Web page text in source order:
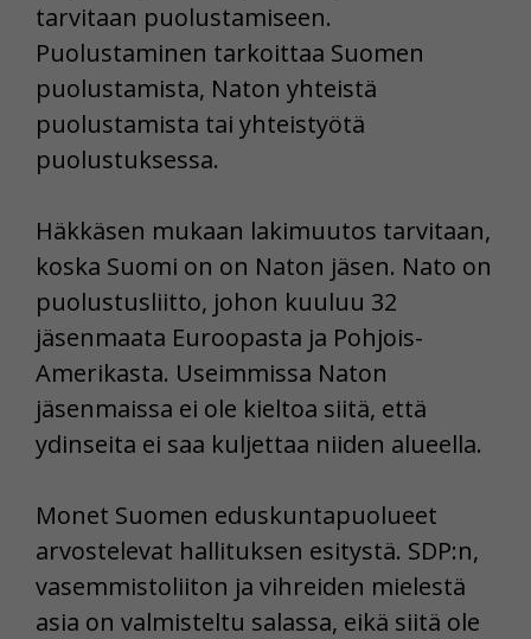
tarvitaan puolustamiseen.
Puolustaminen tarkoittaa Suomen
puolustamista, Naton yhteistä
puolustamista tai yhteistyötä
puolustuksessa.
Häkkäsen mukaan lakimuutos tarvitaan,
koska Suomi on on Naton jäsen. Nato on
puolustusliitto, johon kuuluu 32
jäsenmaata Euroopasta ja Pohjois-
Amerikasta. Useimmissa Naton
jäsenmaissa ei ole kieltoa siitä, että
ydinseita ei saa kuljettaa niiden alueella.
Monet Suomen eduskuntapuolueet
arvostelevat hallituksen esitystä. SDP:n,
vasemmistoliiton ja vihreiden mielestä
asia on valmisteltu salassa, eikä siitä ole